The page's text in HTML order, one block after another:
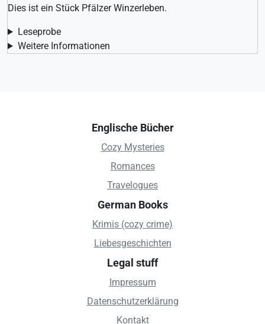
Dies ist ein Stück Pfälzer Winzerleben.
Leseprobe
Weitere Informationen
Englische Bücher
Cozy Mysteries
Romances
Travelogues
German Books
Krimis (cozy crime)
Liebesgeschichten
Legal stuff
Impressum
Datenschutzerklärung
Kontakt